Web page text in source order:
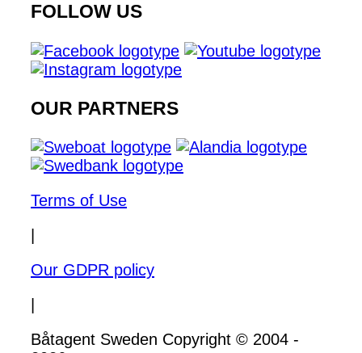
FOLLOW US
OUR PARTNERS
Terms of Use
Our GDPR policy
Båtagent Sweden Copyright © 2004 -